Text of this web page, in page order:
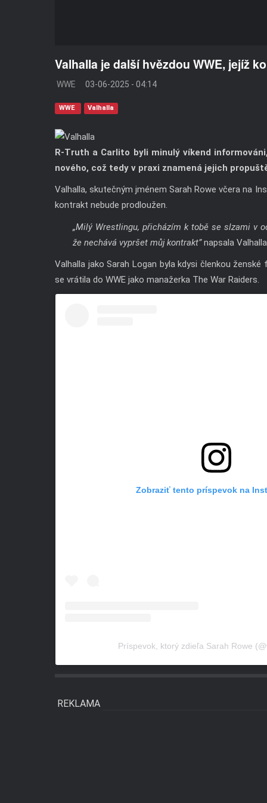
Valhalla je další hvězdou WWE, jejíž
WWE 03-06-2025 - 04:14
WWE Valhalla
R-Truth a Carlito byli minulý víkend
nového, což tedy v praxi znamená jejich
Valhalla, skutečným jménem Sarah Rowe včera na
kontrakt nebude prodloužen.
„Milý Wrestlingu, přicházím k tobě se slzami v
že nechává vypršet můj kontrakt”napsala
Valhalla jako Sarah Logan byla kdysi členkou
se vrátila do WWE jako manažerka The War Raiders.
Zobraziť tento príspevok na
Príspevok, ktorý zdieľa Sarah Rowe
REKLAMA